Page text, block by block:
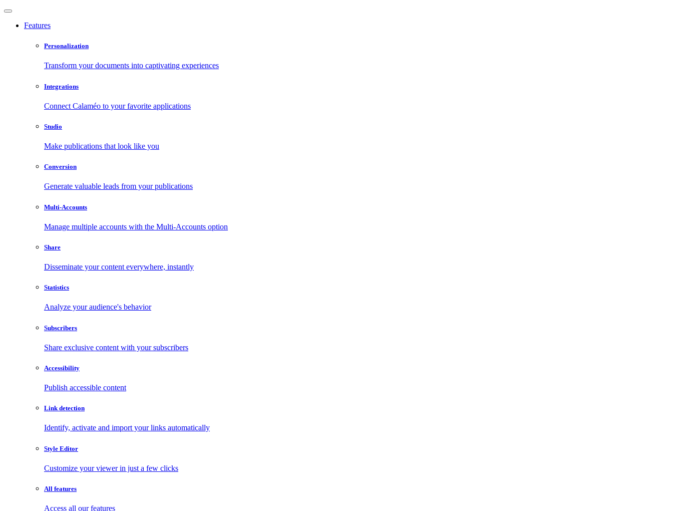
Features
Personalization
Transform your documents into captivating experiences
Integrations
Connect Calaméo to your favorite applications
Studio
Make publications that look like you
Conversion
Generate valuable leads from your publications
Multi-Accounts
Manage multiple accounts with the Multi-Accounts option
Share
Disseminate your content everywhere, instantly
Statistics
Analyze your audience's behavior
Subscribers
Share exclusive content with your subscribers
Accessibility
Publish accessible content
Link detection
Identify, activate and import your links automatically
Style Editor
Customize your viewer in just a few clicks
All features
Access all our features